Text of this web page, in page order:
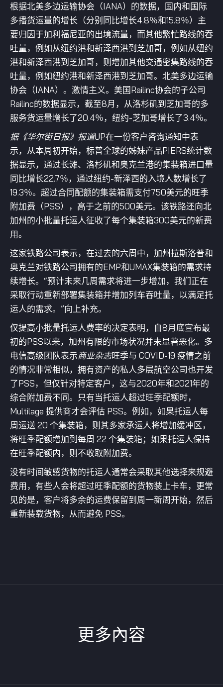
根据北美多边运输协会（IANA）的数据，国内和国际
多播货运量的增长（分别同比增长4.8％和15.8％）主
要归因于加利福尼亚的出境流量，而其他繁忙路线的吞
吐量，例如从纽约港和新泽西港到芝加哥，例如从纽约
港和新泽西港到芝加哥，则增加其他交通密集路线的吞
吐量，例如纽约港和新泽西港到芝加哥。北美多边运输
协会（IANA）。激情主义。美国Railinc协会的子公司
Railinc的数据显示，截至8月，从洛杉矶到芝加哥的多
服务货运量增长了20.4％，纽约-芝加哥增长了3.4％。
据《华尔街日报》报道UP在一份客户咨询通知中表
示，从本周初开始，标普全球的姊妹产品PIERS统计数
据显示，通过长滩、洛杉矶和奥克兰港的集装箱进口量
同比增长22.7％，通过纽约-新泽西的入境人数增长了
19.3％。超过合同配额的集装箱需支付750美元的旺季
附加费（PSS），高于之前的500美元。该铁路还向北
加州的小批量托运人征收了每个集装箱300美元的新费
用。
这家铁路公司表示，在过去的六周中，加州拉斯洛普和
奥克兰对铁路公司拥有的EMP和UMAX集装箱的需求持
续增长。“预计未来几周需求将进一步增加，我们正在
采取行动重新部署集装箱并增加列车吞吐量，以满足托
运人的需求。”向上补充。
仅提高小批量托运人费率的决定表明，自8月底宣布最
初的PSS以来，加州有限的市场状况并未显著恶化。多
电信高级团队表示商业杂志旺季与 COVID-19 疫情之前
的情况非常相似，拥有资产的私人多层航空公司也开发
了PSS，但仅针对特定客户，这与2020年和2021年的
综合附加费不同。只有当托运人超过旺季配额时，
Multilage 提供商才会评估 PSS。例如，如果托运人每
周运送 20 个集装箱，则其多家承运人将增加缓冲区，
将旺季配额增加到每周 22 个集装箱；如果托运人保持
在旺季配额内，则不收取附加费。
没有时间敏感货物的托运人通常会采取其他选择来规避
费用，有些人会将超过旺季配额的货物装上卡车，更常
见的是，客户将多余的运费保留到周一新周开始，然后
重新装载货物，从而避免 PSS。
更多內容